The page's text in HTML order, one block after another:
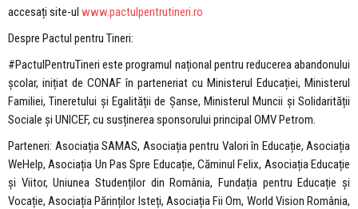
accesați site-ul www.pactulpentrutineri.ro
Despre Pactul pentru Tineri:
#PactulPentruTineri este programul național pentru reducerea abandonului
școlar, inițiat de CONAF în parteneriat cu Ministerul Educației, Ministerul
Familiei, Tineretului și Egalității de Șanse, Ministerul Muncii și Solidarității
Sociale și UNICEF, cu susținerea sponsorului principal OMV Petrom.
Parteneri: Asociația SAMAS, Asociația pentru Valori în Educație, Asociația
WeHelp, Asociația Un Pas Spre Educație, Căminul Felix, Asociația Educație
și Viitor, Uniunea Studenților din România, Fundația pentru Educație și
Vocație, Asociația Părinților Isteți, Asociația Fii Om, World Vision România,